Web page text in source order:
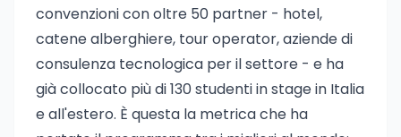
convenzioni con oltre 50 partner - hotel,
catene alberghiere, tour operator, aziende di
consulenza tecnologica per il settore - e ha
già collocato più di 130 studenti in stage in Italia
e all'estero. È questa la metrica che ha